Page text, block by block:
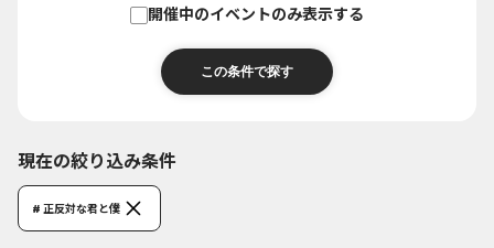
開催中のイベントのみ表示する
現在の絞り込み条件
# 正反対な君と僕